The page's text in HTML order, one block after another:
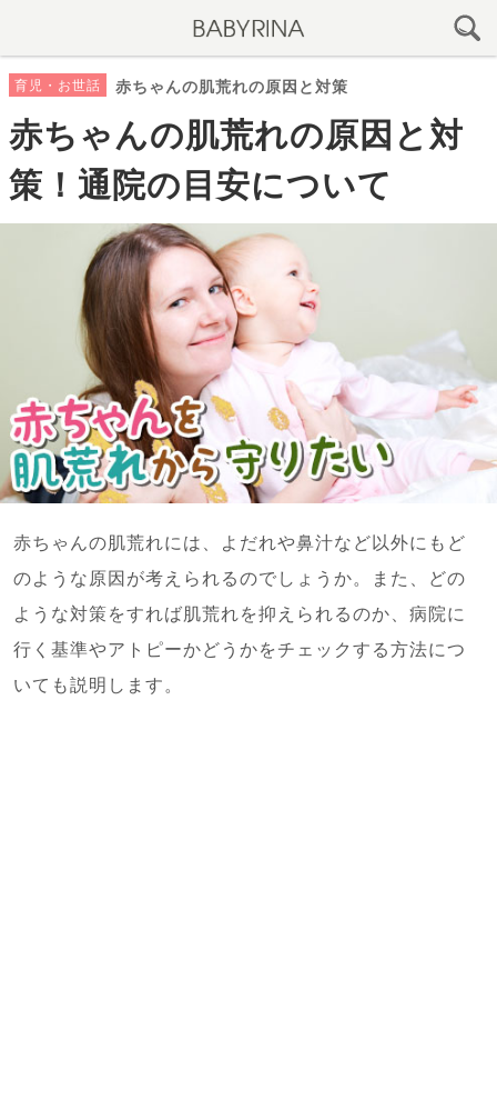
育児・お世話 赤ちゃんの肌荒れの原因と対策
赤ちゃんの肌荒れの原因と対
策！通院の目安について
赤ちゃんの肌荒れには、よだれや鼻汁など以外にもど
のような原因が考えられるのでしょうか。また、どの
ような対策をすれば肌荒れを抑えられるのか、病院に
行く基準やアトピーかどうかをチェックする方法につ
いても説明します。